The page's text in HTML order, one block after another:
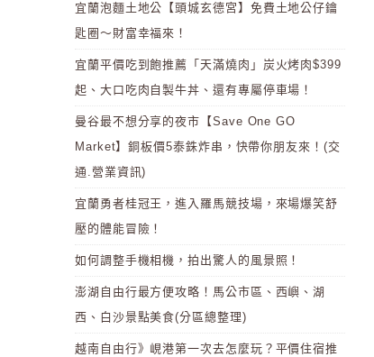
宜蘭泡麵土地公【頭城玄德宮】免費土地公仔鑰
匙圈～財富幸福來！
宜蘭平價吃到飽推薦「天滿燒肉」炭火烤肉$399
起、大口吃肉自製牛丼、還有專屬停車場！
曼谷最不想分享的夜市【Save One GO
Market】銅板價5泰銖炸串，快帶你朋友來！(交
通.營業資訊)
宜蘭勇者桂冠王，進入羅馬競技場，來場爆笑舒
壓的體能冒險！
如何調整手機相機，拍出驚人的風景照！
澎湖自由行最方便攻略！馬公市區、西嶼、湖
西、白沙景點美食(分區總整理)
越南自由行》峴港第一次去怎麼玩？平價住宿推